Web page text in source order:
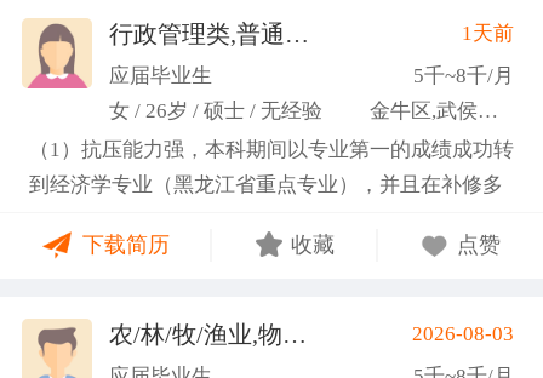
行政管理类,普通教师类
1天前
应届毕业生
5千~8千/月
女 / 26岁 / 硕士 / 无经验
金牛区,武侯区,青羊区
（1）抗压能力强，本科期间以专业第一的成绩成功转
到经济学专业（黑龙江省重点专业），并且在补修多
学；研一刚入学就跟随导师参加多个项目书撰写，其
基金项目以及国家重大课题项目申报书的撰写。
（2）沟通能力强，2023年9月-2024年6月在研究生管
下载简历 收藏 点赞
农/林/牧/渔业,物业管理,环保,物流/仓储,人事/行政/后勤
2026-08-03